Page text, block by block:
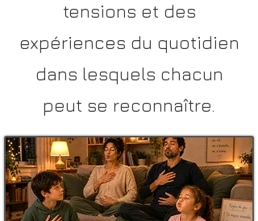
tensions et des
expériences du quotidien
dans lesquels chacun
peut se reconnaître.